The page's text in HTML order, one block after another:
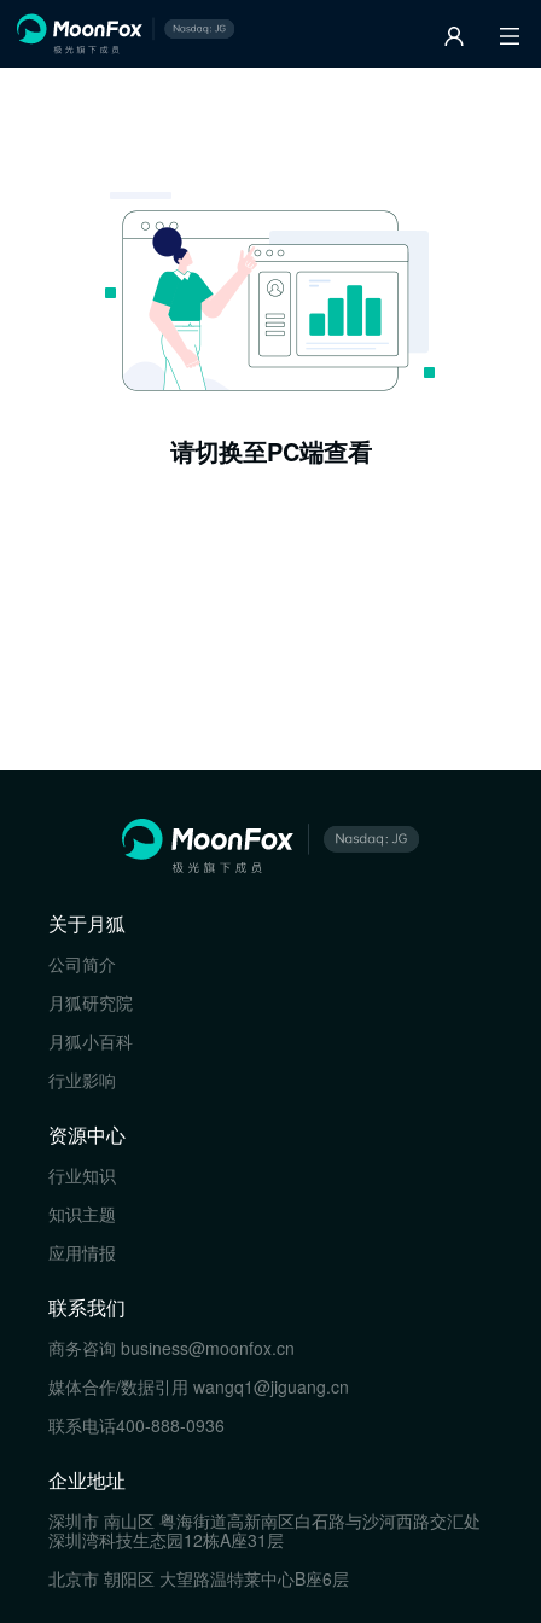
请切换至PC端查看
关于月狐
公司简介
月狐研究院
月狐小百科
行业影响
资源中心
行业知识
知识主题
应用情报
联系我们
商务咨询 business@moonfox.cn
媒体合作/数据引用 wangq1@jiguang.cn
联系电话400-888-0936
企业地址
深圳市 南山区 粤海街道高新南区白石路与沙河西路交汇处
深圳湾科技生态园12栋A座31层
北京市 朝阳区 大望路温特莱中心B座6层